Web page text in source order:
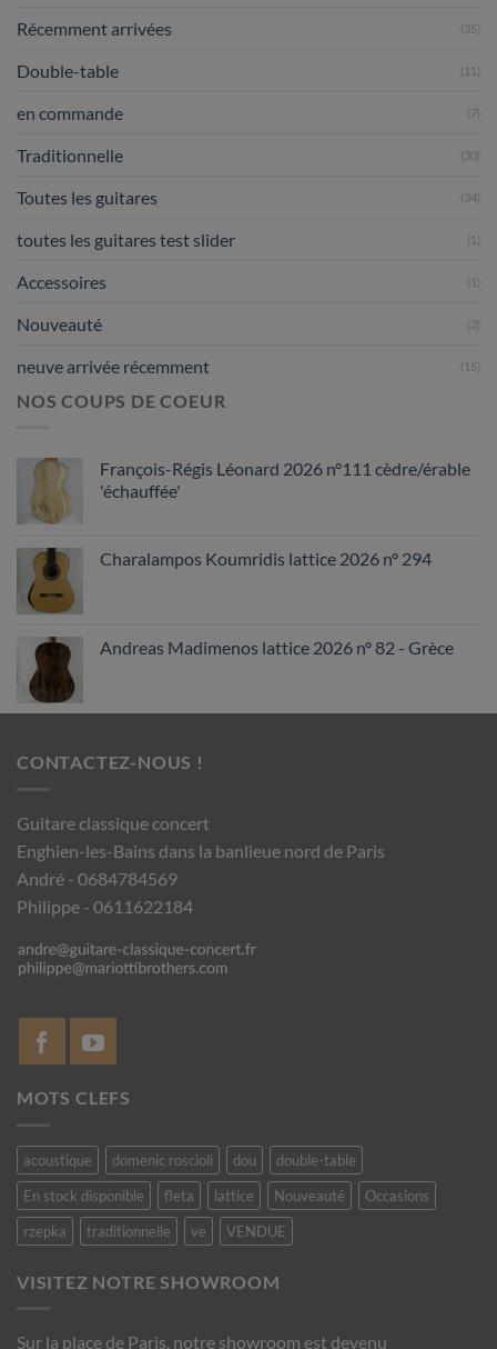
Récemment arrivées (35)
Double-table (11)
en commande (7)
Traditionnelle (30)
Toutes les guitares (34)
toutes les guitares test slider (1)
Accessoires (1)
Nouveauté (3)
neuve arrivée récemment (15)
NOS COUPS DE COEUR
François-Régis Léonard 2026 n°111 cèdre/érable
'échauffée'
Charalampos Koumridis lattice 2026 n° 294
Andreas Madimenos lattice 2026 n° 82 - Grèce
CONTACTEZ-NOUS !
Guitare classique concert
Enghien-les-Bains dans la banlieue nord de Paris
André - 0684784569
Philippe - 0611622184
MOTS CLEFS
acoustique domenic roscioli dou
double-table
En stock disponible
fleta lattice Nouveauté
Occasions
rzepka
traditionnelle ve VENDUE
VISITEZ NOTRE SHOWROOM
Sur la place de Paris, notre showroom est devenu